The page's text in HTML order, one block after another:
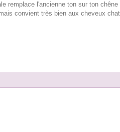
remplace l'ancienne ton sur ton
convient très bien aux cheveux